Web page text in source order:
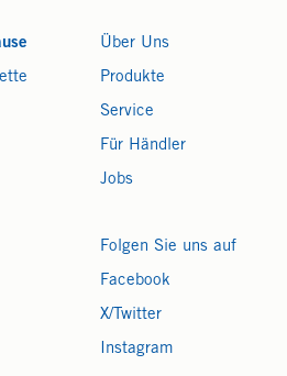
Über Uns
Produkte
Service
Für Händler
Jobs
Folgen Sie uns auf
Facebook
X/Twitter
Instagram